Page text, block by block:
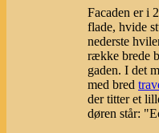
Facaden er i
flade, hvide
nederste
række brede
gaden. I det
med bred
der titter et
døren står: